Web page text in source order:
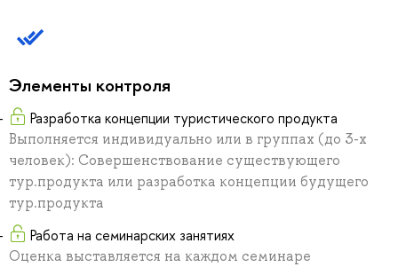
Элементы контроля
Разработка концепции туристического продукта
Выполняется индивидуально или в группах (до 3-х
человек): Совершенствование существующего
тур.продукта или разработка концепции будущего
тур.продукта
Работа на семинарских занятиях
Оценка выставляется на каждом семинаре